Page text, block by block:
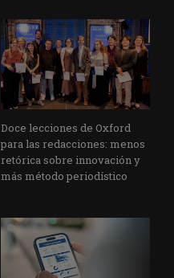
Doce lecciones de Oxford
para las redacciones: menos
retórica sobre innovación y
más método periodístico